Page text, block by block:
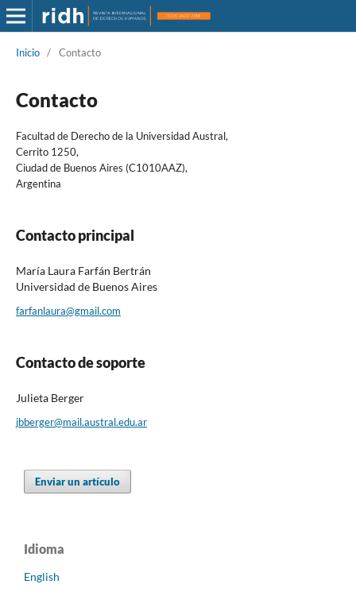
Inicio / Contacto
Contacto
Facultad de Derecho de la Universidad Austral,
Cerrito 1250,
Ciudad de Buenos Aires (C1010AAZ),
Argentina
Contacto principal
María Laura Farfán Bertrán
Universidad de Buenos Aires
farfanlaura@gmail.com
Contacto de soporte
Julieta Berger
jbberger@mail.austral.edu.ar
Enviar un artículo
Idioma
English